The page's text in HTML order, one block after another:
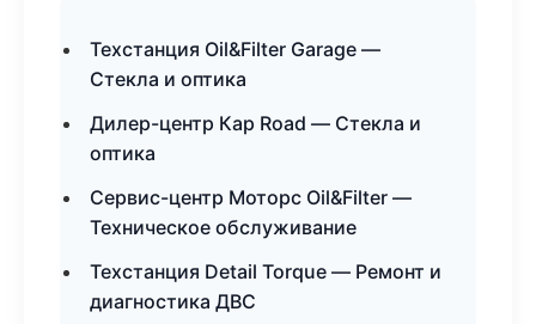
Техстанция Oil&Filter Garage —
Стекла и оптика
Дилер-центр Кар Road — Стекла и
оптика
Сервис-центр Моторс Oil&Filter —
Техническое обслуживание
Техстанция Detail Torque — Ремонт и
диагностика ДВС